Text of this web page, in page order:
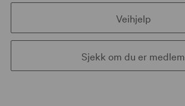
Veihjelp
Sjekk om du er medlem